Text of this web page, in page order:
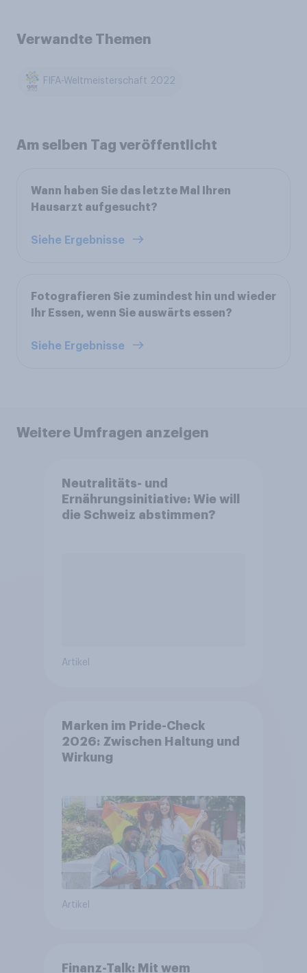
Verwandte Themen
FIFA-Weltmeisterschaft 2022
Am selben Tag veröffentlicht
Wann haben Sie das letzte Mal Ihren
Hausarzt aufgesucht?
Siehe Ergebnisse
Fotografieren Sie zumindest hin und wieder
Ihr Essen, wenn Sie auswärts essen?
Siehe Ergebnisse
Weitere Umfragen anzeigen
Neutralitäts- und
Ernährungsinitiative: Wie will
die Schweiz abstimmen?
Artikel
Marken im Pride-Check
2026: Zwischen Haltung und
Wirkung
Artikel
Finanz-Talk: Mit wem